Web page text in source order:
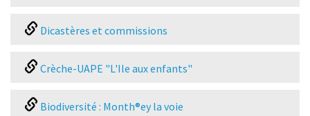
Dicastères et commissions
Crèche-UAPE "L'Ile aux enfants"
Biodiversité : Month®ey la voie